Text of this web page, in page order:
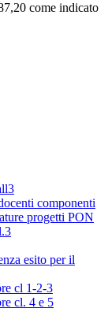
come indicato
componenti
progetti PON
esito per il
cl 1-2-3
cl. 4 e 5